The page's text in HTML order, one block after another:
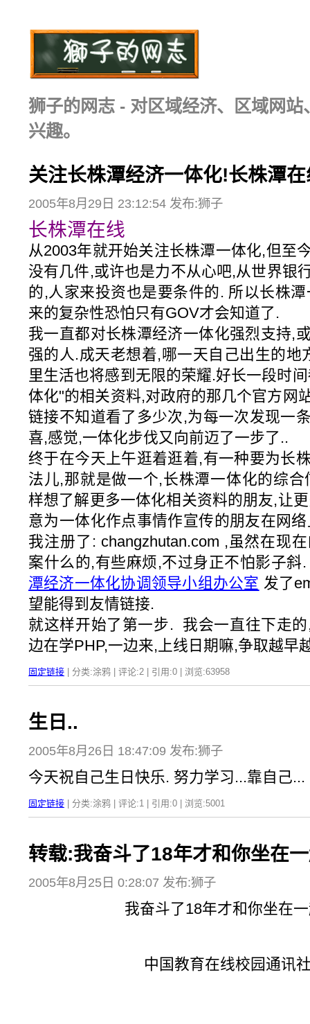
狮子的网志 - 对区域经济、区域网
兴趣。
关注长株潭经济一体化!长株潭
2005年8月29日 23:12:54 发布:狮子
长株潭在线
从2003年就开始关注长株潭一体化,但至
没有几件,或许也是力不从心吧,从世界银
的,人家来投资也是要条件的. 所以长株
来的复杂性恐怕只有GOV才会知道了.
我一直都对长株潭经济一体化强烈支持,
强的人.成天老想着,哪一天自己出生的地
里生活也将感到无限的荣耀.好长一段时
体化"的相关资料,对政府的那几个官方网
链接不知道看了多少次,为每一次发现一
喜,感觉,一体化步伐又向前迈了一步了..
终于在今天上午逛着逛着,有一种要为长
法儿,那就是做一个,长株潭一体化的综
样想了解更多一体化相关资料的朋友,让
意为一体化作点事情作宣传的朋友在网
我注册了: changzhutan.com ,虽然在现
案什么的,有些麻烦,不过身正不怕影子
潭经济一体化协调领导小组办公室 发了
望能得到友情链接.
就这样开始了第一步. 我会一直往下走
边在学PHP,一边来,上线日期嘛,争取越早
固定链接 | 分类:涂鸦 | 评论:2 | 引用:0 | 浏览:63958
生日..
2005年8月26日 18:47:09 发布:狮子
今天祝自己生日快乐. 努力学习...靠自己...
固定链接 | 分类:涂鸦 | 评论:1 | 引用:0 | 浏览:5001
转载:我奋斗了18年才和你坐在
2005年8月25日 0:28:07 发布:狮子
我奋斗了18年才和你坐在
中国教育在线校园通讯